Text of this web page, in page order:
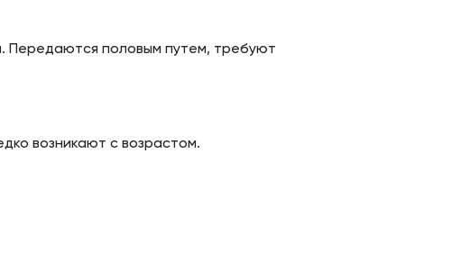
Передаются половым путем, требуют
возникают с возрастом.